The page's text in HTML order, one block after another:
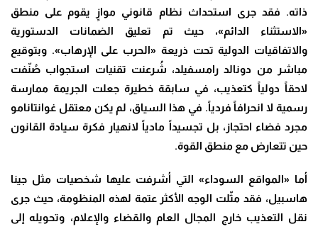
ذاته. فقد جرى استحداث نظام قانوني موازٍ يقوم على منطق
«الاستثناء الدائم»، حيث تم تعليق الضمانات الدستورية
والاتفاقيات الدولية تحت ذريعة «الحرب على الإرهاب». وبتوقيع
مباشر من دونالد رامسفيلد، شُرعنت تقنيات استجواب صُنّفت
لاحقاً دولياً كتعذيب، في سابقة خطيرة جعلت الجريمة ممارسة
رسمية لا انحرافاً فردياً. في هذا السياق، لم يكن معتقل غوانتانامو
مجرد فضاء احتجاز، بل تجسيداً مادياً لانهيار فكرة سيادة القانون
حين تتعارض مع منطق القوة.
أما «المواقع السوداء» التي أشرفت عليها شخصيات مثل جينا
هاسبيل، فقد مثّلت الوجه الأكثر عتمة لهذه المنظومة، حيث جرى
نقل التعذيب خارج المجال العام والقضاء والإعلام، وتحويله إلى